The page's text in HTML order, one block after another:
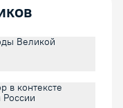
Великой
в контексте